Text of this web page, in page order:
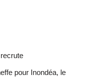
pour Inondéa, le